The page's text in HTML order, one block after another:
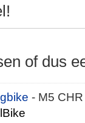
of dus
- M5